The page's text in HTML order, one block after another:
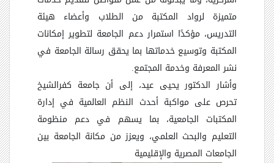
متميزة لرواد المكتبة من الطلاب وأعضاء هيئة
التدريس، مؤكدًا استمرار دعم الجامعة لتطوير إمكانات
المكتبة وتوسيع خدماتها بما يحقق رسالة الجامعة في
نشر المعرفة وخدمة المجتمع.
وأشار الدكتور يحيى عيد، إلى أن جامعة كفرالشيخ
تحرص على مواكبة أحدث النظم العالمية في إدارة
المكتبات الجامعية، بما يسهم في دعم منظومة
التعليم والبحث العلمي، ويعزز من مكانة الجامعة بين
الجامعات المصرية والإقليمية